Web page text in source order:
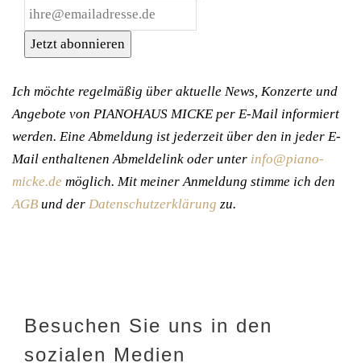
Jetzt abonnieren
Ich möchte regelmäßig über aktuelle News, Konzerte und
Angebote von PIANOHAUS MICKE per E-Mail informiert
werden. Eine Abmeldung ist jederzeit über den in jeder E-
Mail enthaltenen Abmeldelink oder unter info@piano-
micke.de möglich. Mit meiner Anmeldung stimme ich den
AGB und der Datenschutzerklärung zu.
Besuchen Sie uns in den
sozialen Medien